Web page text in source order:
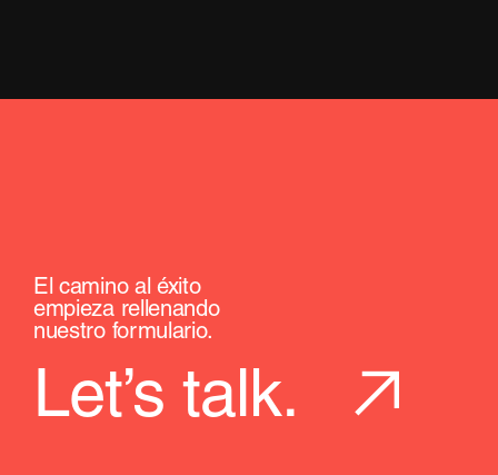
El camino al éxito
empieza rellenando
nuestro formulario.
Let’s talk.